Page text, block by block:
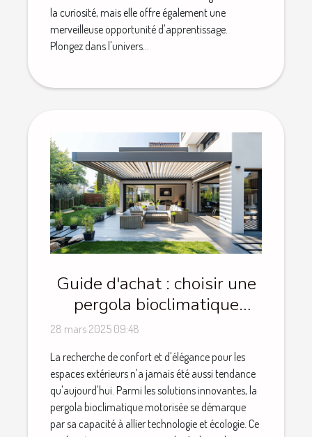
la curiosité, mais elle offre également une
merveilleuse opportunité d'apprentissage.
Plongez dans l'univers...
Guide d'achat : choisir une
pergola bioclimatique
motorisée et ses avantages
28 mars 2025 09:48
La recherche de confort et d'élégance pour les
espaces extérieurs n'a jamais été aussi tendance
qu'aujourd'hui. Parmi les solutions innovantes, la
pergola bioclimatique motorisée se démarque
par sa capacité à allier technologie et écologie. Ce